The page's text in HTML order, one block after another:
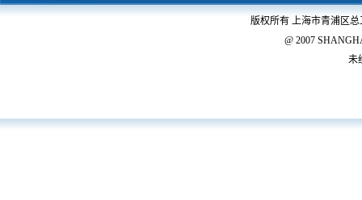
版权所有 上海市青浦区
@ 2007
未